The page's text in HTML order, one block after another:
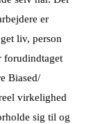
er
liv, person
forudindtaget
Biased/
virkelighed
sig til og